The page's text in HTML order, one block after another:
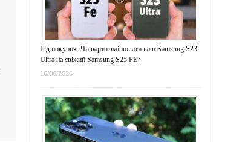
Гід покупця: Чи варто змінювати ваш Samsung S23
Ultra на свіжий Samsung S25 FE?
16/06/2026